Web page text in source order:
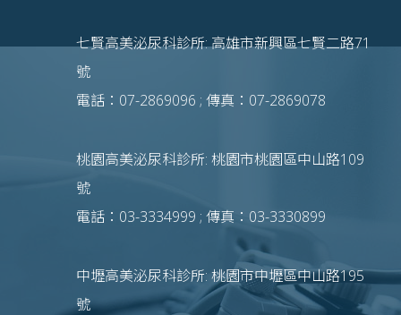
七賢高美泌尿科診所: 高雄市新興區七賢二路71
號
電話：07-2869096 ; 傳真：07-2869078
桃園高美泌尿科診所: 桃園市桃園區中山路109
號
電話：03-3334999 ; 傳真：03-3330899
中壢高美泌尿科診所: 桃園市中壢區中山路195
號